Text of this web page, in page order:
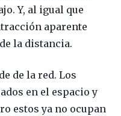
Y, al igual que
aparente
la distancia.
de la red. Los
en el espacio y
estos ya no ocupan